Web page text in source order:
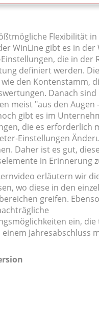
Flexibilität
WinLine gibt es in der
die in der
definiert werden.
den Kontenstamm,
Danach sind
meist "aus den Augen
gibt es im
die es erforderlich
Einstellungen
Daher ist es gut,
in Erinnerung
erläutern wir
wo diese in den
greifen.
ein, die
Jahresabschluss